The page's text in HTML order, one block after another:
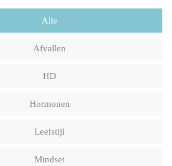
Alle
Afvallen
HD
Hormonen
Leefstijl
Mindset